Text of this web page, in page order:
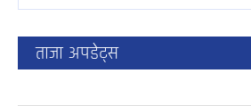
ताजा अपडेट्स